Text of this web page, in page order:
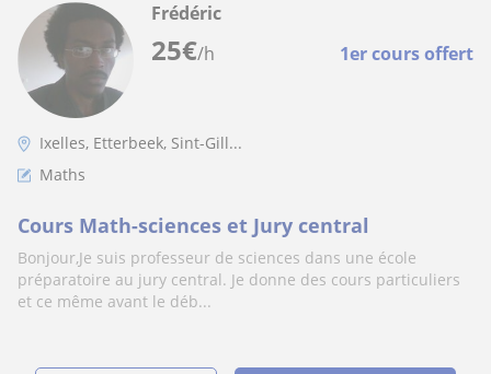
25€/h 1er cours offert
Frédéric
Ixelles, Etterbeek, Sint-Gill...
Maths
Cours Math-sciences et Jury central
Bonjour,Je suis professeur de sciences dans une école
préparatoire au jury central. Je donne des cours particuliers
et ce même avant le déb...